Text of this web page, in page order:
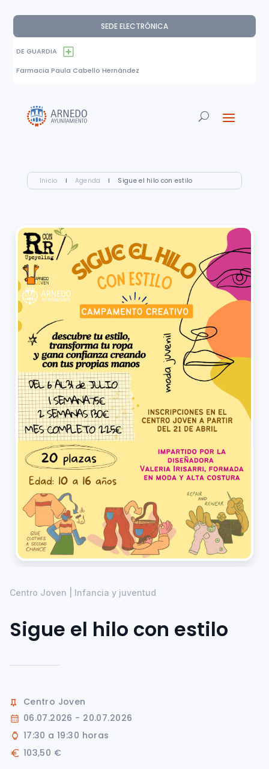
SEDE ELECTRÓNICA
DE GUARDIA
Farmacia Paula Cabello Hernández
Inicio I Agenda I Sigue el hilo con estilo
Centro Joven | Infancia y juventud
Sigue el hilo con estilo
Centro Joven
06.07.2026 - 20.07.2026
17:30 a 19:30 horas
103,50 €